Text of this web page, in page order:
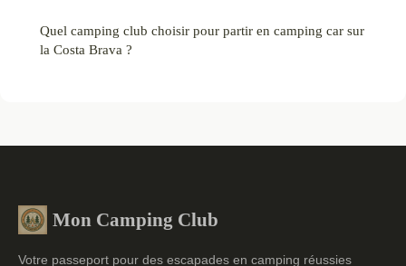
Quel camping club choisir pour partir en camping car sur
la Costa Brava ?
Mon Camping Club
Votre passeport pour des escapades en camping réussies